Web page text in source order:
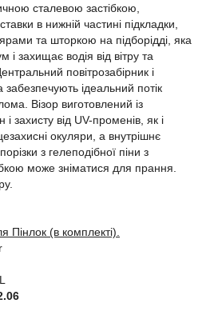
сталевою застібкою,
в нижній частині підкладки,
та шторкою на підборідді, яка
захищає водія від вітру та
повітрозабірник і
ідеальний потік
Візор виготовлений із
захисту від UV-променів, як і
окуляри, а внутрішнє
з гелеподібної піни з
може зніматися для прання.
Пінлок (в комплекті).